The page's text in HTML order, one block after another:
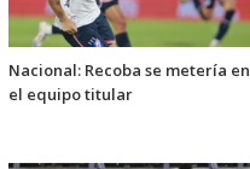
Nacional: Recoba se metería en
el equipo titular